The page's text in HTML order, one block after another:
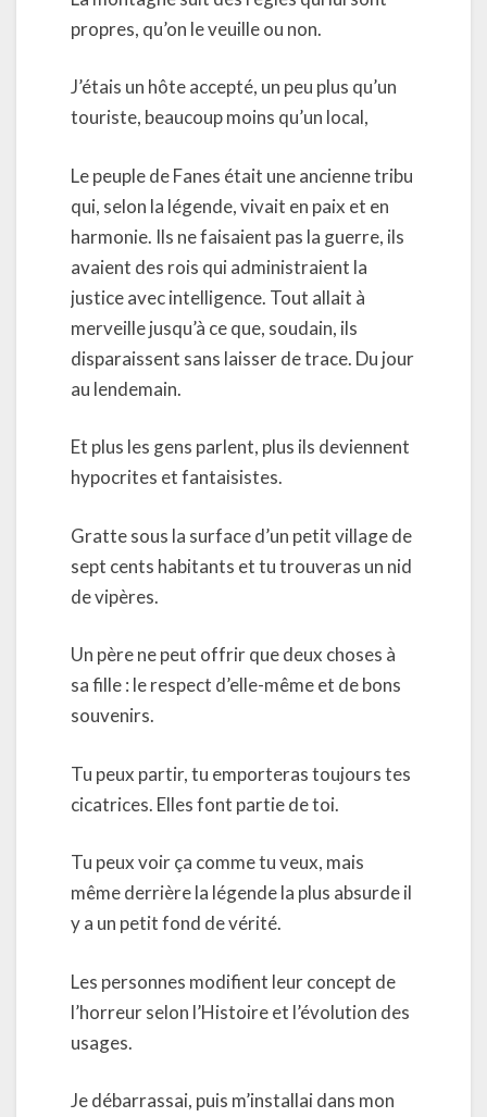
propres, qu’on le veuille ou non.
J’étais un hôte accepté, un peu plus qu’un
touriste, beaucoup moins qu’un local,
Le peuple de Fanes était une ancienne tribu
qui, selon la légende, vivait en paix et en
harmonie. Ils ne faisaient pas la guerre, ils
avaient des rois qui administraient la
justice avec intelligence. Tout allait à
merveille jusqu’à ce que, soudain, ils
disparaissent sans laisser de trace. Du jour
au lendemain.
Et plus les gens parlent, plus ils deviennent
hypocrites et fantaisistes.
Gratte sous la surface d’un petit village de
sept cents habitants et tu trouveras un nid
de vipères.
Un père ne peut offrir que deux choses à
sa fille : le respect d’elle-même et de bons
souvenirs.
Tu peux partir, tu emporteras toujours tes
cicatrices. Elles font partie de toi.
Tu peux voir ça comme tu veux, mais
même derrière la légende la plus absurde il
y a un petit fond de vérité.
Les personnes modifient leur concept de
l’horreur selon l’Histoire et l’évolution des
usages.
Je débarrassai, puis m’installai dans mon